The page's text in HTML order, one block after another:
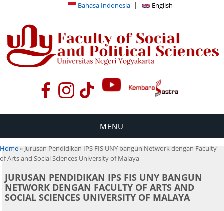
Bahasa Indonesia English
MENU
You are here
Home» Jurusan Pendidikan IPS FIS UNY bangun Network dengan Faculty
of Arts and Social Sciences University of Malaya
JURUSAN PENDIDIKAN IPS FIS UNY BANGUN
NETWORK DENGAN FACULTY OF ARTS AND
SOCIAL SCIENCES UNIVERSITY OF MALAYA